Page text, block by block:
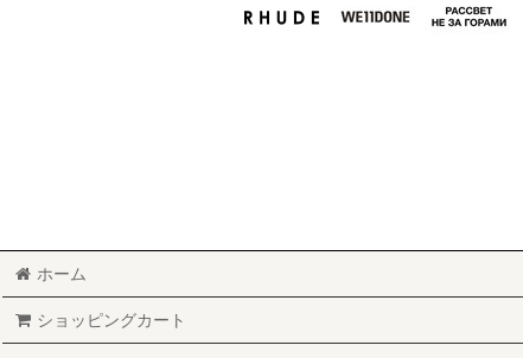
ホーム
ショッピングカート